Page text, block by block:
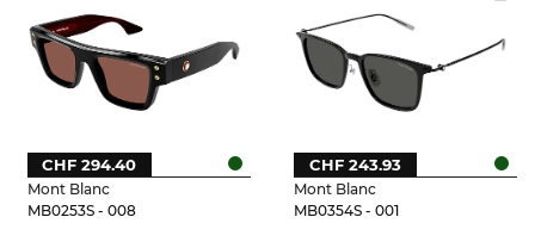
Mont Blanc
MB0253S - 008
CHF 294.40
Mont Blanc
MB0354S - 001
CHF 243.93